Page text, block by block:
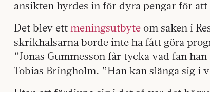
ansikten hyrdes in för dyra pengar för
Det blev ett meningsutbyte om saken i
skrikhalsarna borde inte ha fått göra
”Jonas Gummesson får tycka vad fan
Tobias Bringholm. ”Han kan slänga sig i